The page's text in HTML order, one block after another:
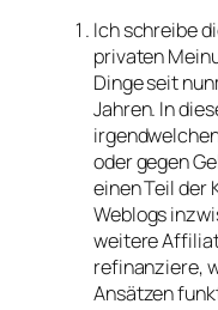
Ich schreibe
privaten
Dinge seit
Jahren. In
oder gegen
einen Teil der
Weblogs
weitere
refinanziere,
Ansätzen